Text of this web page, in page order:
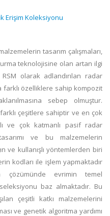
Erişim Koleksiyonu
tasarım çalışmaları,
teknolojisine olan artan ilgi
olarak adlandırılan radar
farklı özelliklere sahip kompozit
sebep olmuştur.
çeşitlere sahiptir ve en çok
ve çok katmanlı pasif radar
ve bu malzemelerin
ve kullanışlı yöntemlerden biri
kodları ile işlem yapmaktadır
çözümünde evrimin temel
baz almaktadır. Bu
çeşitli katkı malzemelerini
ve genetik algoritma yardımı